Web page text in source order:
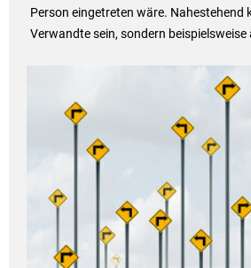
Person eingetreten wäre. Nahestehend
Verwandte sein, sondern beispielsweise